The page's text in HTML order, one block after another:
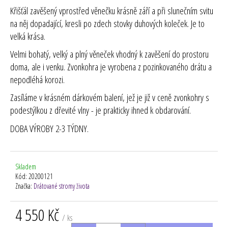
Křišťál zavěšený vprostřed věnečku krásně září a při slunečním svitu
na něj dopadající, kresli po zdech stovky duhových koleček. Je to
velká krása.
Velmi bohatý, velký a plný věneček vhodný k zavěšení do prostoru
doma, ale i venku. Zvonkohra je vyrobena z pozinkovaného drátu a
nepodléhá korozi.
Zasíláme v krásném dárkovém balení, jež je již v ceně zvonkohry s
podestýlkou z dřevité vlny - je prakticky ihned k obdarování.
DOBA VÝROBY 2-3 TÝDNY.
Skladem
Kód: 20200121
Značka: Drátované stromy života
4 550 Kč / ks